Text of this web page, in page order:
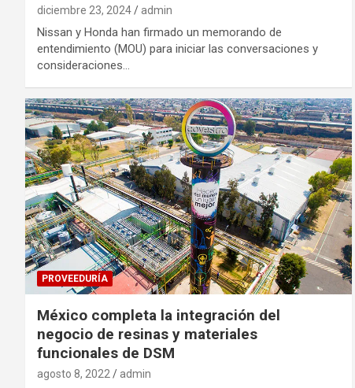
diciembre 23, 2024 admin
Nissan y Honda han firmado un memorando de
entendimiento (MOU) para iniciar las conversaciones y
consideraciones…
PROVEEDURÍA
México completa la integración del
negocio de resinas y materiales
funcionales de DSM
agosto 8, 2022 admin